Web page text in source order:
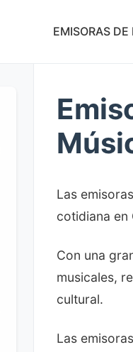
EMISORAS
Las
cotidiana en
Con una
musicales,
cultural.
Las